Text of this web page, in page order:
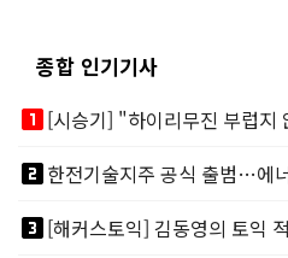
종합 인기기사
looks_one
looks_two한전기술지주 공식 출범…에
looks_3[해커스토익] 김동영의 토익